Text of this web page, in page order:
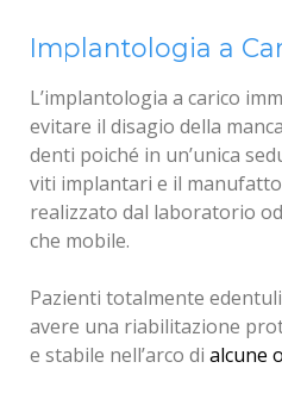
Implantologia a
L’implantologia a carico
evitare il disagio della
denti poiché in un’unica
viti implantari e il
realizzato dal laboratorio
che mobile.
Pazienti totalmente
avere una riabilitazione
e stabile nell’arco di alcune